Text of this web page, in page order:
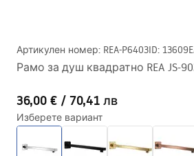
Артикулен номер: REA-P6403ID: 13609
Рамо за душ квадратно REA JS-
36,00 € / 70,41 лв
Изберете вариант